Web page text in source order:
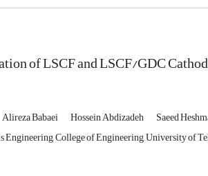
of LSCF and LSCF/GDC
Alireza Babaei Hossein Abdizadeh
Saeed
College of Engineering, University of